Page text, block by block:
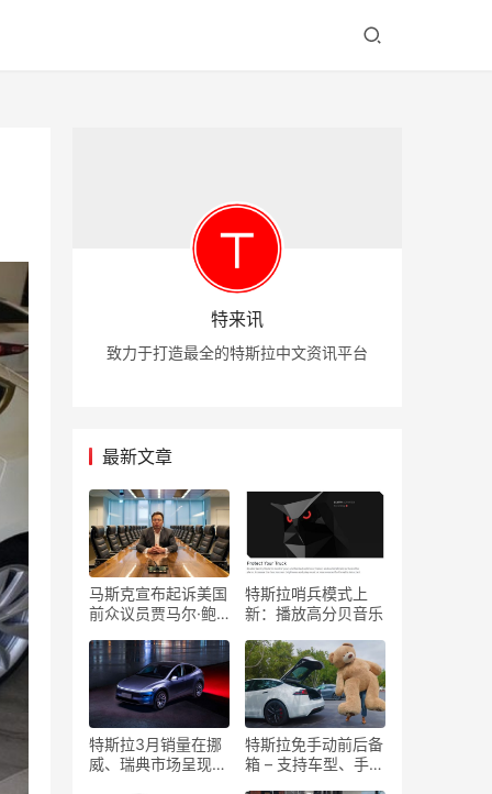
特来讯
致力于打造最全的特斯拉中文资讯平台
最新文章
马斯克宣布起诉美国
前众议员贾马尔·鲍
特斯拉哨兵模式上
新：播放高分贝音乐
特斯拉3月销量在挪
威、瑞典市场呈现复
特斯拉免手动前后备
箱 – 支持车型、手机